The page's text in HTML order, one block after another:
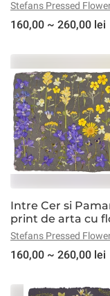
Stefans Pressed
160,00 ~ 260,00 lei
Intre Cer si
print de arta cu
presate
Stefans Pressed
160,00 ~ 260,00 lei